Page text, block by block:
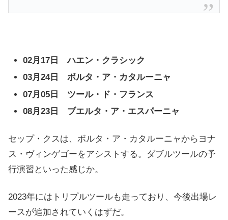
02月17日 ハエン・クラシック
03月24日 ボルタ・ア・カタルーニャ
07月05日 ツール・ド・フランス
08月23日 ブエルタ・ア・エスパーニャ
セップ・クスは、ボルタ・ア・カタルーニャからヨナ
ス・ヴィンゲゴーをアシストする。ダブルツールの予
行演習といった感じか。
2023年にはトリプルツールも走っており、今後出場レ
ースが追加されていくはずだ。